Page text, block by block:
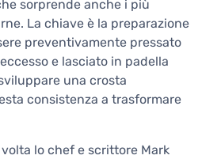
sorprende anche i più
La chiave è la preparazione
preventivamente pressato
e lasciato in padella
una crosta
consistenza a trasformare
lo chef e scrittore Mark